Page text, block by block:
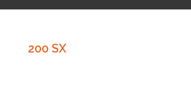
200 SX